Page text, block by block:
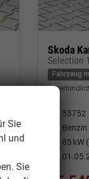
Skoda
Selection
Fahrzeug
53752
Benzin
85 kW
Sie
und
Sie